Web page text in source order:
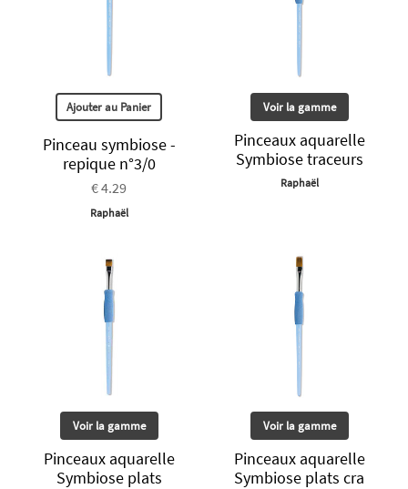
Ajouter au Panier
Pinceau symbiose -
repique n°3/0
€ 4.29
Raphaël
Voir la gamme
Pinceaux aquarelle
Symbiose traceurs
Raphaël
Voir la gamme
Pinceaux aquarelle
Symbiose plats
Voir la gamme
Pinceaux aquarelle
Symbiose plats cra